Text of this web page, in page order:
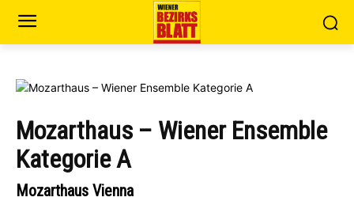
Mozarthaus – Wiener Ensemble
Kategorie A
Mozarthaus Vienna